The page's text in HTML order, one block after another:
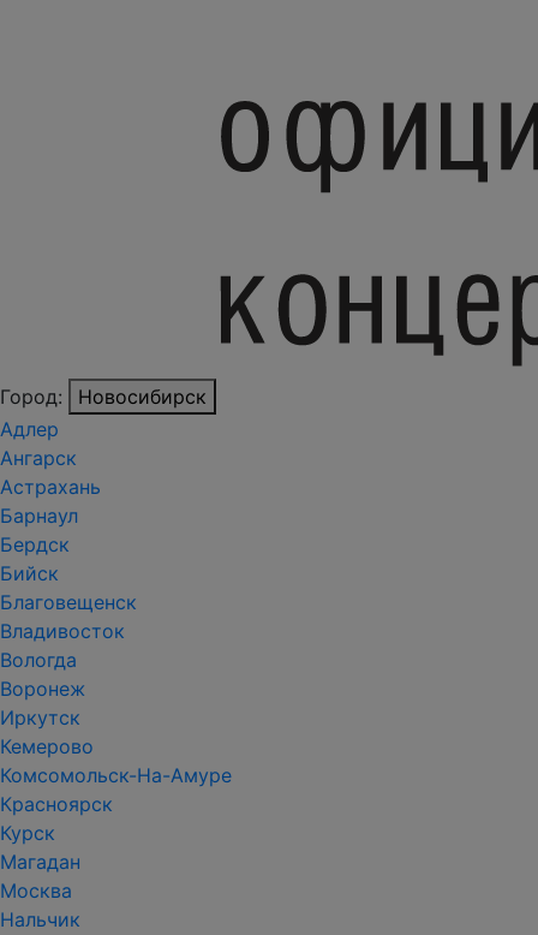
Город:
Новосибирск
Адлер
Ангарск
Астрахань
Барнаул
Бердск
Бийск
Благовещенск
Владивосток
Вологда
Воронеж
Иркутск
Кемерово
Комсомольск-На-Амуре
Красноярск
Курск
Магадан
Москва
Нальчик